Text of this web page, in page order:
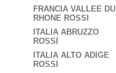
FRANCIA VALLEE DU
RHONE ROSSI
ITALIA ABRUZZO
ROSSI
ITALIA ALTO ADIGE
ROSSI